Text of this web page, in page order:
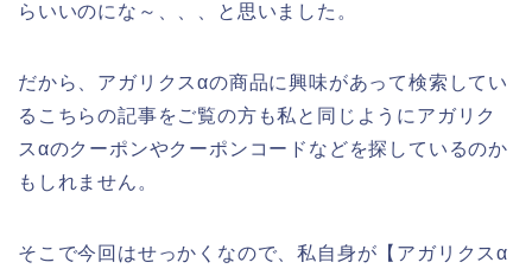
らいいのにな～、、、と思いました。
だから、アガリクスαの商品に興味があって検索してい
るこちらの記事をご覧の方も私と同じようにアガリク
スαのクーポンやクーポンコードなどを探しているのか
もしれません。
そこで今回はせっかくなので、私自身が【アガリクスα